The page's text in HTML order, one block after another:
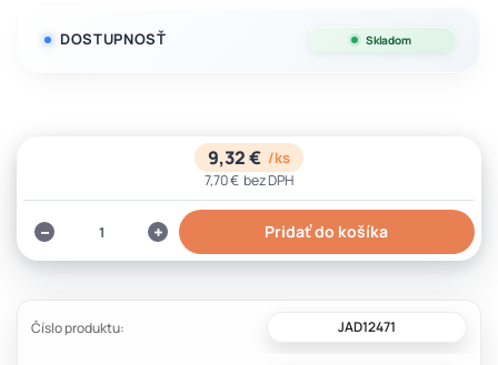
DOSTUPNOSŤ Skladom
9,32 € /ks
7,70 € bez DPH
Pridať do košíka
Číslo produktu: JAD12471